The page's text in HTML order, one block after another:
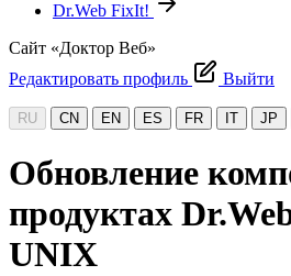
Dr.Web FixIt!
Сайт «Доктор Веб»
Редактировать профиль
Выйти
RU CN EN ES FR IT JP
Обновление
продуктах
UNIX